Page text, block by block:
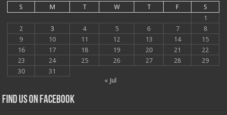
S
M T W T F
S
1
2
3 4 5 6 7
8
9
10 11 12 13 14
15
16
17 18 19 20 21
22
23
24 25 26 27 28
29
30
31
« Jul
Find us on Facebook